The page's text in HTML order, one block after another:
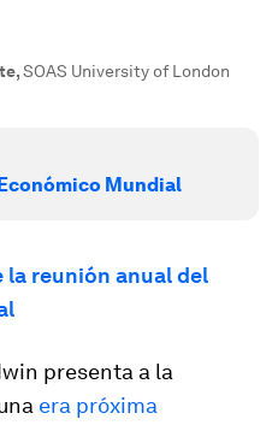
,SOAS University of London
Mundial
la reunión anual del
presenta a la
era próxima